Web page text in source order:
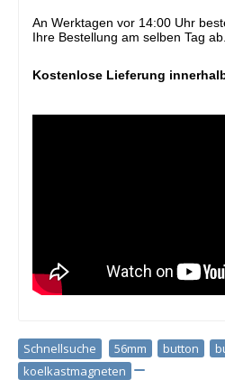
An Werktagen vor 14:00 Uhr
Ihre Bestellung am selben Tag ab.
Kostenlose Lieferung
Schnellsuche 56mm button
koelkastmagneten